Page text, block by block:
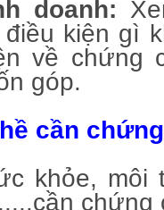
doanh:
kiện gì
về chứng
góp.
cần
khỏe, môi
chứng